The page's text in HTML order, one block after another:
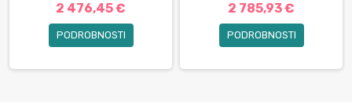
2 476,45 €
PODROBNOSTI
2 785,93 €
PODROBNOSTI